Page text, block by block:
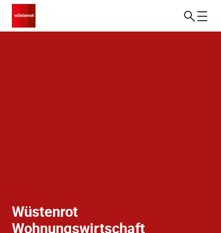
Wüstenrot
Wohnungswirtschaft